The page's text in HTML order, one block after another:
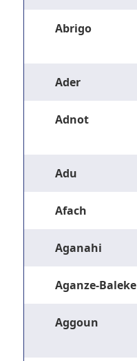
Abrigo
Ader
Adnot
Adu
Afach
Aganahi
Aganze-Baleke
Aggoun